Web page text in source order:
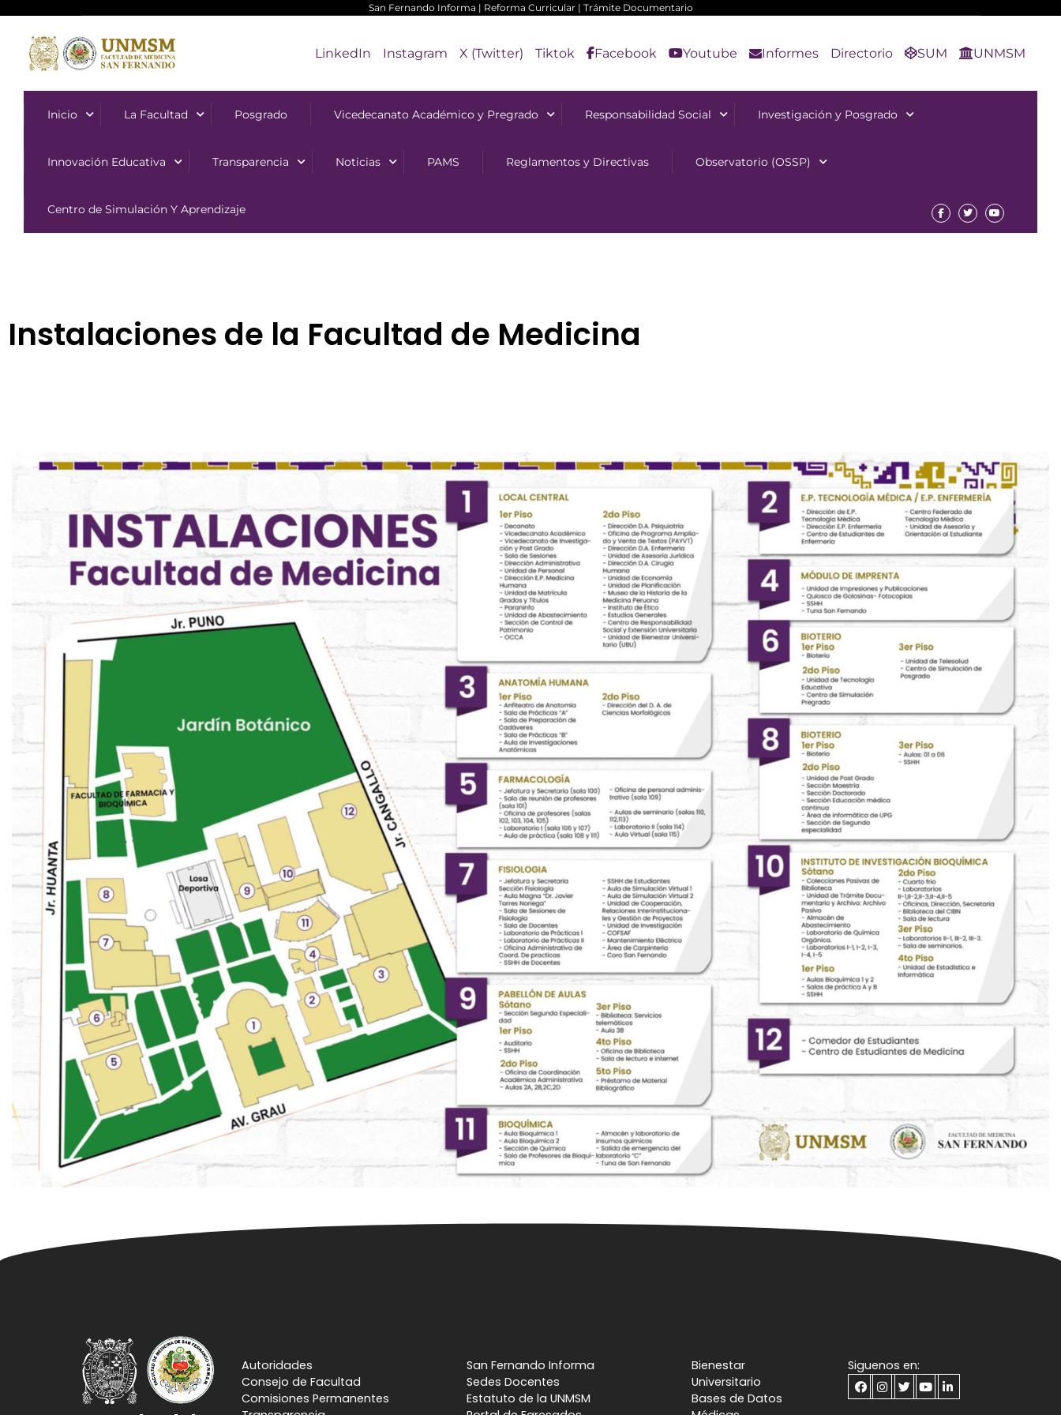
San Fernando Informa | Reforma Curricular| Trámite Documentario
LinkedIn Instagram X (Twitter) Tiktok Facebook Youtube Informes Directorio SUM UNMSM
Inicio La Facultad Posgrado Vicedecanato Académico y Pregrado Responsabilidad Social Investigación y Posgrado
Innovación Educativa Transparencia Noticias PAMS Reglamentos y Directivas Observatorio (OSSP)
Centro de Simulación Y Aprendizaje
Instalaciones de la Facultad de Medicina
Autoridades
Consejo de Facultad
Comisiones Permanentes
San Fernando Informa
Sedes Docentes
Estatuto de la UNMSM
Bienestar
Universitario
Bases de Datos
Siguenos en: